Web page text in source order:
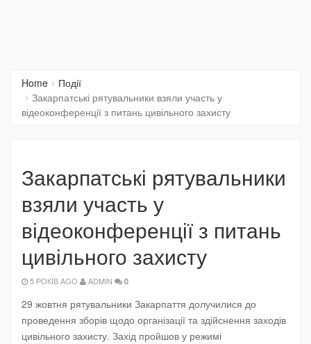
Home
Події
Закарпатські рятувальники взяли участь у
відеоконференції з питань цивільного захисту
Закарпатські рятувальники
взяли участь у
відеоконференції з питань
цивільного захисту
5 РОКІВ AGO ADMIN 0
29 жовтня рятувальники Закарпаття долучилися до
проведення зборів щодо організації та здійснення заходів
цивільного захисту. Захід пройшов у режимі